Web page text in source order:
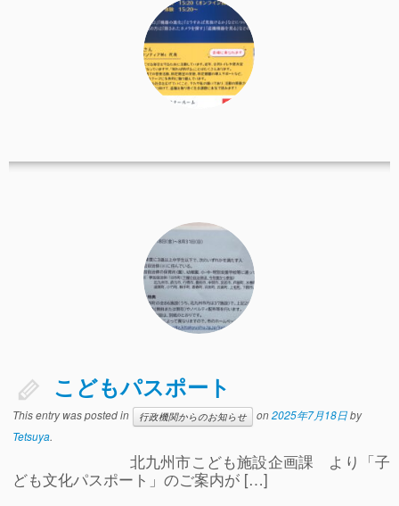
こどもパスポート
This entry was posted in 行政機関からのお知らせ on2025年7月18日by
Tetsuya.
北九州市こども施設企画課 より「子
ども文化パスポート」のご案内が […]